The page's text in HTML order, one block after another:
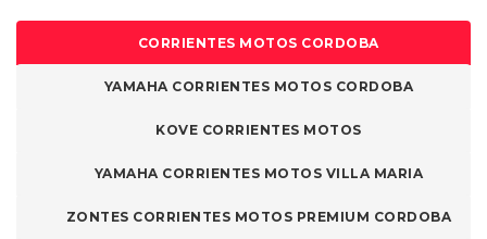
CORRIENTES MOTOS CORDOBA
YAMAHA CORRIENTES MOTOS CORDOBA
KOVE CORRIENTES MOTOS
YAMAHA CORRIENTES MOTOS VILLA MARIA
ZONTES CORRIENTES MOTOS PREMIUM CORDOBA